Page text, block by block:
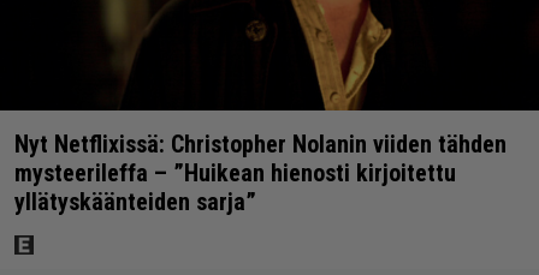
Nyt Netflixissä: Christopher Nolanin viiden tähden
mysteerileffa – ”Huikean hienosti kirjoitettu
yllätyskäänteiden sarja”